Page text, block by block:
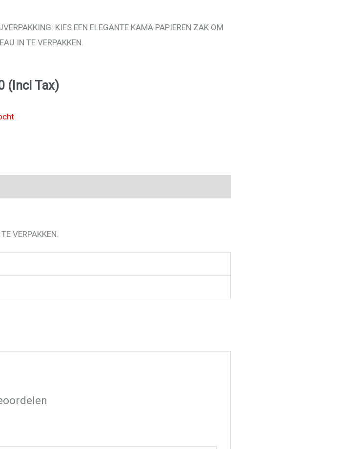
KIES EEN ELEGANTE KAMA PAPIEREN ZAK OM
IN TE VERPAKKEN.
(Incl Tax)
VERPAKKEN.